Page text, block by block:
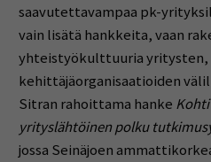
saavutettavampaa pk-
vain lisätä hankkeita, vaan
yhteistyökulttuuria yritysten,
kehittäjäorganisaatioiden
Sitran rahoittama hanke
yrityslähtöinen polku
jossa Seinäjoen